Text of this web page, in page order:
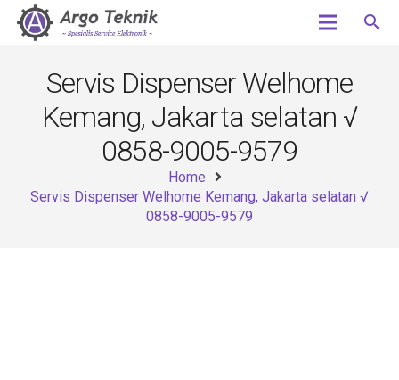
search
Servis Dispenser Welhome
Kemang, Jakarta selatan √
0858-9005-9579
Home
Servis Dispenser Welhome Kemang, Jakarta selatan √
0858-9005-9579